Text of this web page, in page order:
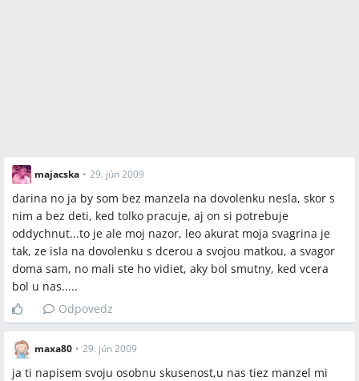
majacska • 29. jún 2009
darina no ja by som bez manzela na dovolenku nesla, skor s
nim a bez deti, ked tolko pracuje, aj on si potrebuje
oddychnut...to je ale moj nazor, leo akurat moja svagrina je
tak, ze isla na dovolenku s dcerou a svojou matkou, a svagor
doma sam, no mali ste ho vidiet, aky bol smutny, ked vcera
bol u nas.....
Odpovedz
maxa80 • 29. jún 2009
ja ti napisem svoju osobnu skusenost,u nas tiez manzel mi